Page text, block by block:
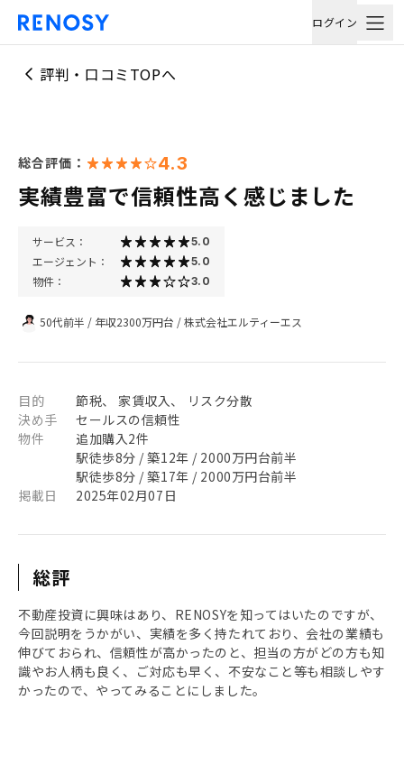
ログイン
評判・口コミTOPへ
総合評価： 4.3
実績豊富で信頼性高く感じました
サービス： 5.0
エージェント： 5.0
物件： 3.0
50代前半 / 年収2300万円台 /株式会社エルティーエス
目的
節税、 家賃収入、 リスク分散
決め手
セールスの信頼性
物件
追加購入2件
駅徒歩8分 / 築12年 / 2000万円台前半
駅徒歩8分 / 築17年 / 2000万円台前半
掲載日
2025年02月07日
総評
不動産投資に興味はあり、RENOSYを知ってはいたのですが、
今回説明をうかがい、実績を多く持たれており、会社の業績も
伸びておられ、信頼性が高かったのと、担当の方がどの方も知
識やお人柄も良く、ご対応も早く、不安なこと等も相談しやす
かったので、やってみることにしました。